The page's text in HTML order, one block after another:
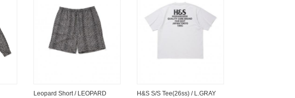
Leopard Short / LEOPARD
H&S S/S Tee(26ss) / L.GRAY